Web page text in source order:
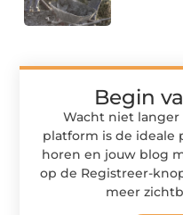
Begin
Wacht niet langer
platform is de ideale
horen en jouw blog
op de Registreer-
meer